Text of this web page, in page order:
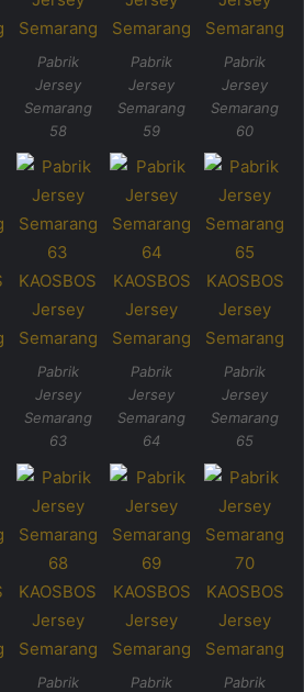
Pabrik
Jersey
Semarang
58
Pabrik
Jersey
Semarang
59
Pabrik
Jersey
Semarang
60
Pabrik
Jersey
Semarang
63
Pabrik
Jersey
Semarang
64
Pabrik
Jersey
Semarang
65
Pabrik
Pabrik
Pabrik